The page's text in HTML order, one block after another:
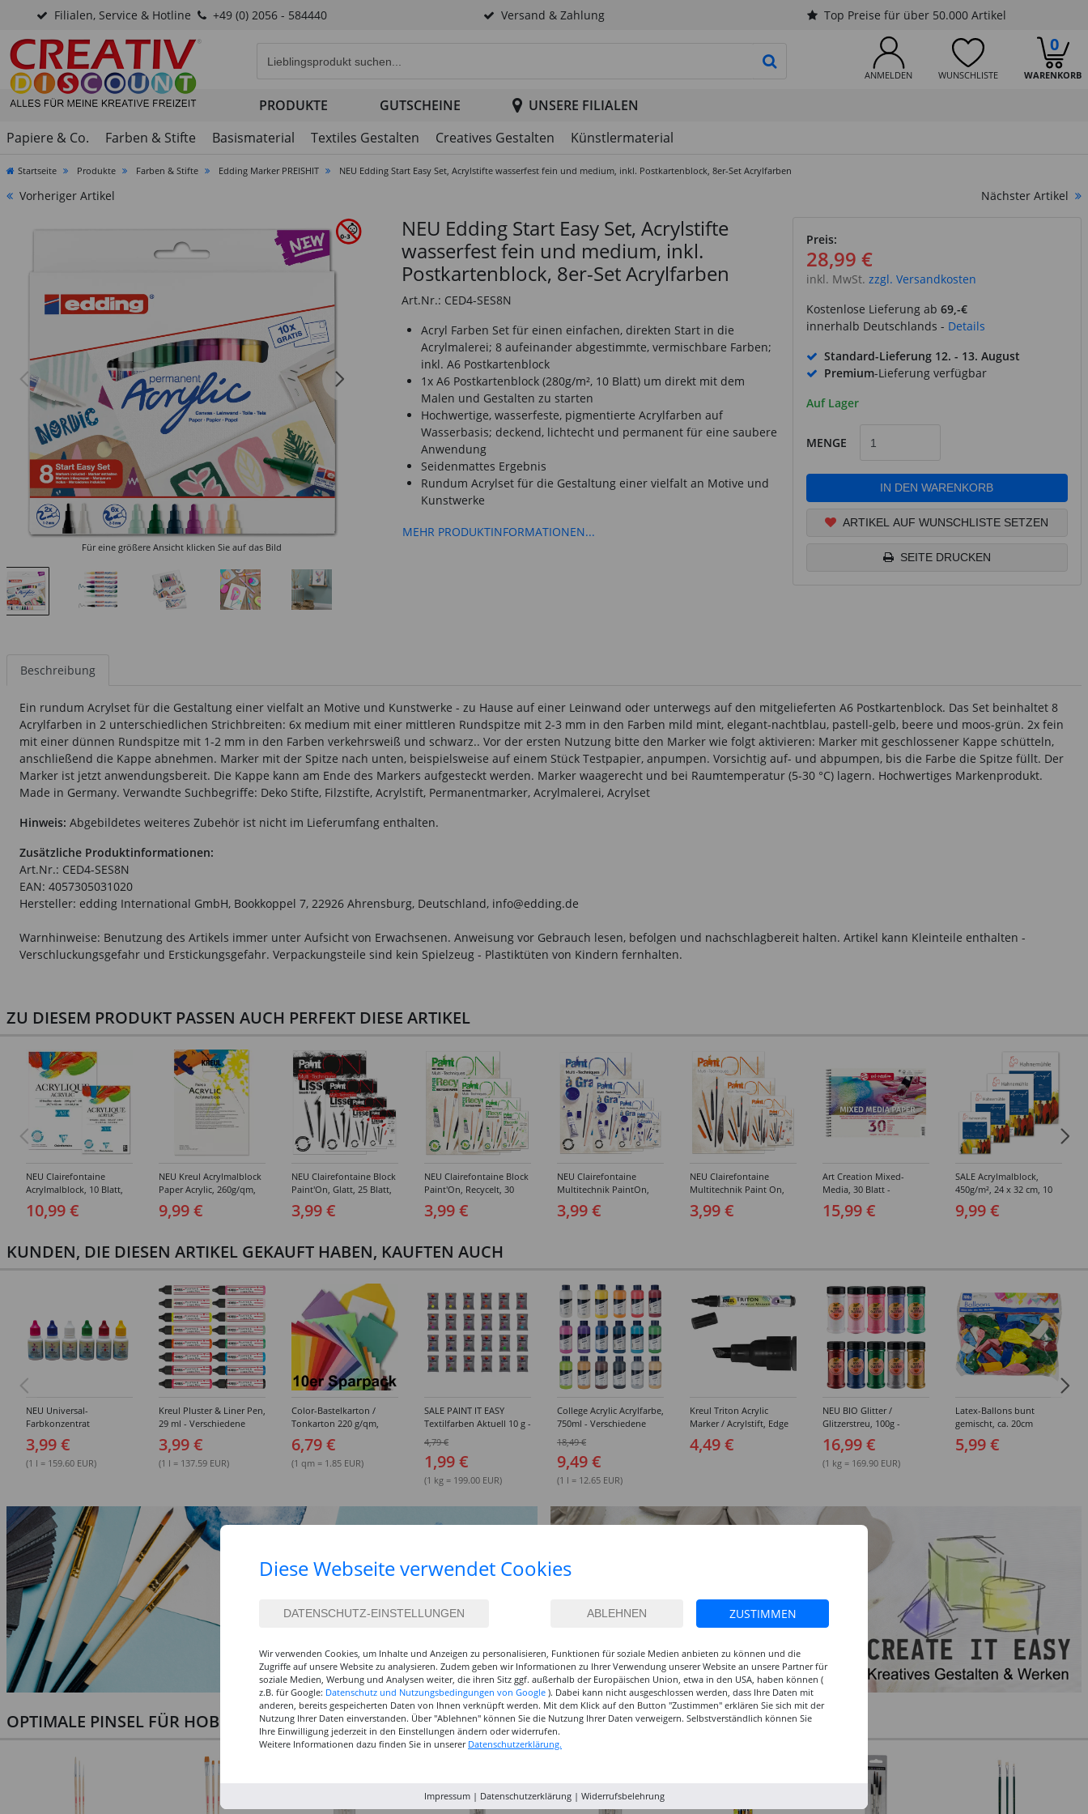
Filialen, Service & Hotline +49 (0) 2056 - 584440 Versand & Zahlung Top Preise für über 50.000 Artikel
ANMELDEN WUNSCHLISTE WARENKORB
0
PRODUKTSUCHE STARTEN
PRODUKTE GUTSCHEINE
UNSERE FILIALEN
Papiere & Co.
Farben & Stifte Basismaterial Textiles Gestalten Creatives Gestalten Künstlermaterial
Startseite Produkte Farben & Stifte Edding Marker PREISHIT NEU Edding Start Easy Set, Acrylstifte wasserfest fein und medium, inkl. Postkartenblock, 8er-Set Acrylfarben
Vorheriger Artikel Nächster Artikel
Für eine größere Ansicht klicken Sie auf das Bild
NEU Edding Start Easy Set, Acrylstifte
wasserfest fein und medium, inkl.
Postkartenblock, 8er-Set Acrylfarben
Art.Nr.: CED4-SES8N
Acryl Farben Set für einen einfachen, direkten Start in die
Acrylmalerei; 8 aufeinander abgestimmte, vermischbare Farben;
inkl. A6 Postkartenblock
1x A6 Postkartenblock (280g/m², 10 Blatt) um direkt mit dem
Malen und Gestalten zu starten
Hochwertige, wasserfeste, pigmentierte Acrylfarben auf
Wasserbasis; deckend, lichtecht und permanent für eine saubere
Anwendung
Seidenmattes Ergebnis
Rundum Acrylset für die Gestaltung einer vielfalt an Motive und
Kunstwerke
MEHR PRODUKTINFORMATIONEN...
Preis:
28,99 €
inkl. MwSt. zzgl. Versandkosten
Kostenlose Lieferung ab 69,-€
innerhalb Deutschlands - Details
Standard-Lieferung 12. - 13. August
Premium-Lieferung verfügbar
Auf Lager
MENGE
IN DEN WARENKORB
ARTIKEL AUF WUNSCHLISTE SETZEN
SEITE DRUCKEN
Beschreibung
Ein rundum Acrylset für die Gestaltung einer vielfalt an Motive und Kunstwerke - zu Hause auf einer Leinwand oder unterwegs auf den mitgelieferten A6 Postkartenblock. Das Set beinhaltet 8
Acrylfarben in 2 unterschiedlichen Strichbreiten: 6x medium mit einer mittleren Rundspitze mit 2-3 mm in den Farben mild mint, elegant-nachtblau, pastell-gelb, beere und moos-grün. 2x fein
mit einer dünnen Rundspitze mit 1-2 mm in den Farben verkehrsweiß und schwarz.. Vor der ersten Nutzung bitte den Marker wie folgt aktivieren: Marker mit geschlossener Kappe schütteln,
anschließend die Kappe abnehmen. Marker mit der Spitze nach unten, beispielsweise auf einem Stück Testpapier, anpumpen. Vorsichtig auf- und abpumpen, bis die Farbe die Spitze füllt. Der
Marker ist jetzt anwendungsbereit. Die Kappe kann am Ende des Markers aufgesteckt werden. Marker waagerecht und bei Raumtemperatur (5-30 °C) lagern. Hochwertiges Markenprodukt.
Made in Germany. Verwandte Suchbegriffe: Deko Stifte, Filzstifte, Acrylstift, Permanentmarker, Acrylmalerei, Acrylset
Hinweis: Abgebildetes weiteres Zubehör ist nicht im Lieferumfang enthalten.
Zusätzliche Produktinformationen:
Art.Nr.: CED4-SES8N
EAN: 4057305031020
Hersteller: edding International GmbH, Bookkoppel 7, 22926 Ahrensburg, Deutschland, info@edding.de
Warnhinweise: Benutzung des Artikels immer unter Aufsicht von Erwachsenen. Anweisung vor Gebrauch lesen, befolgen und nachschlagbereit halten. Artikel kann Kleinteile enthalten -
Verschluckungsgefahr und Erstickungsgefahr. Verpackungsteile sind kein Spielzeug - Plastiktüten von Kindern fernhalten.
ZU DIESEM PRODUKT PASSEN AUCH PERFEKT DIESE ARTIKEL
NEU Clairefontaine
Acrylmalblock, 10 Blatt,
360g/qm - Verschiedene
Größen
10,99 €
NEU Kreul Acrylmalblock
Paper Acrylic, 260g/qm,
10 Blatt - Verschiedene
Größen
9,99 €
NEU Clairefontaine Block
Paint'On, Glatt, 25 Blatt,
250g/qm - Verschiedene
Größen
3,99 €
NEU Clairefontaine Block
Paint'On, Recycelt, 30
Blatt, 250g/qm -
Verschiedene Größen
3,99 €
NEU Clairefontaine
Multitechnik PaintOn,
mit zwei Körnungen,
geleimt 250g/qm, 20
3,99 €
NEU Clairefontaine
Multitechnik Paint On,
mit leichter Körnung,
geleimt 250g/qm, 40
3,99 €
Art Creation Mixed-
Media, 30 Blatt -
Verschiedene Größen
15,99 €
SALE Acrylmalblock,
450g/m², 24 x 32 cm, 10
Blatt - Verschiedene
Formate
9,99 €
KUNDEN, DIE DIESEN ARTIKEL GEKAUFT HABEN, KAUFTEN AUCH
NEU Universal-
Farbkonzentrat
wasserverdünnbar -
Verschiedene Farbtöne
3,99 €
(1 l = 159.60 EUR)
Kreul Pluster & Liner Pen,
29 ml - Verschiedene
Farbtöne
3,99 €
(1 l = 137.59 EUR)
Color-Bastelkarton /
Tonkarton 220 g/qm,
50x70 cm, 10 Bogen -
Verschiedene Farbtöne
6,79 €
(1 qm = 1.85 EUR)
SALE PAINT IT EASY
Textilfarben Aktuell 10 g -
Verschiedene Farben
4,79 €
1,99 €
(1 kg = 199.00 EUR)
College Acrylic Acrylfarbe,
750ml - Verschiedene
Farbtöne
18,49 €
9,49 €
(1 l = 12.65 EUR)
Kreul Triton Acrylic
Marker / Acrylstift, Edge
Keilspitze 1-4 mm -
Verschiedene Farben
4,49 €
NEU BIO Glitter /
Glitzerstreu, 100g -
Verschiedene Farben
16,99 €
(1 kg = 169.90 EUR)
Latex-Ballons bunt
gemischt, ca. 20cm
Durchmesser, 100 Stück
5,99 €
OPTIMALE PINSEL FÜR HOBBY & KUNST
Diese Webseite verwendet Cookies
ZUSTIMMEN
Wir verwenden Cookies, um Inhalte und Anzeigen zu personalisieren, Funktionen für soziale Medien anbieten zu können und die
Zugriffe auf unsere Website zu analysieren. Zudem geben wir Informationen zu Ihrer Verwendung unserer Website an unsere Partner für
soziale Medien, Werbung und Analysen weiter, die ihren Sitz ggf. außerhalb der Europäischen Union, etwa in den USA, haben können (
z.B. für Google: Datenschutz und Nutzungsbedingungen von Google ). Dabei kann nicht ausgeschlossen werden, dass Ihre Daten mit
anderen, bereits gespeicherten Daten von Ihnen verknüpft werden. Mit dem Klick auf den Button "Zustimmen" erklären Sie sich mit der
Nutzung Ihrer Daten einverstanden. Über "Ablehnen" können Sie die Nutzung Ihrer Daten verweigern. Selbstverständlich können Sie
Ihre Einwilligung jederzeit in den Einstellungen ändern oder widerrufen.
Weitere Informationen dazu finden Sie in unserer Datenschutzerklärung.
Impressum| Datenschutzerklärung| Widerrufsbelehrung